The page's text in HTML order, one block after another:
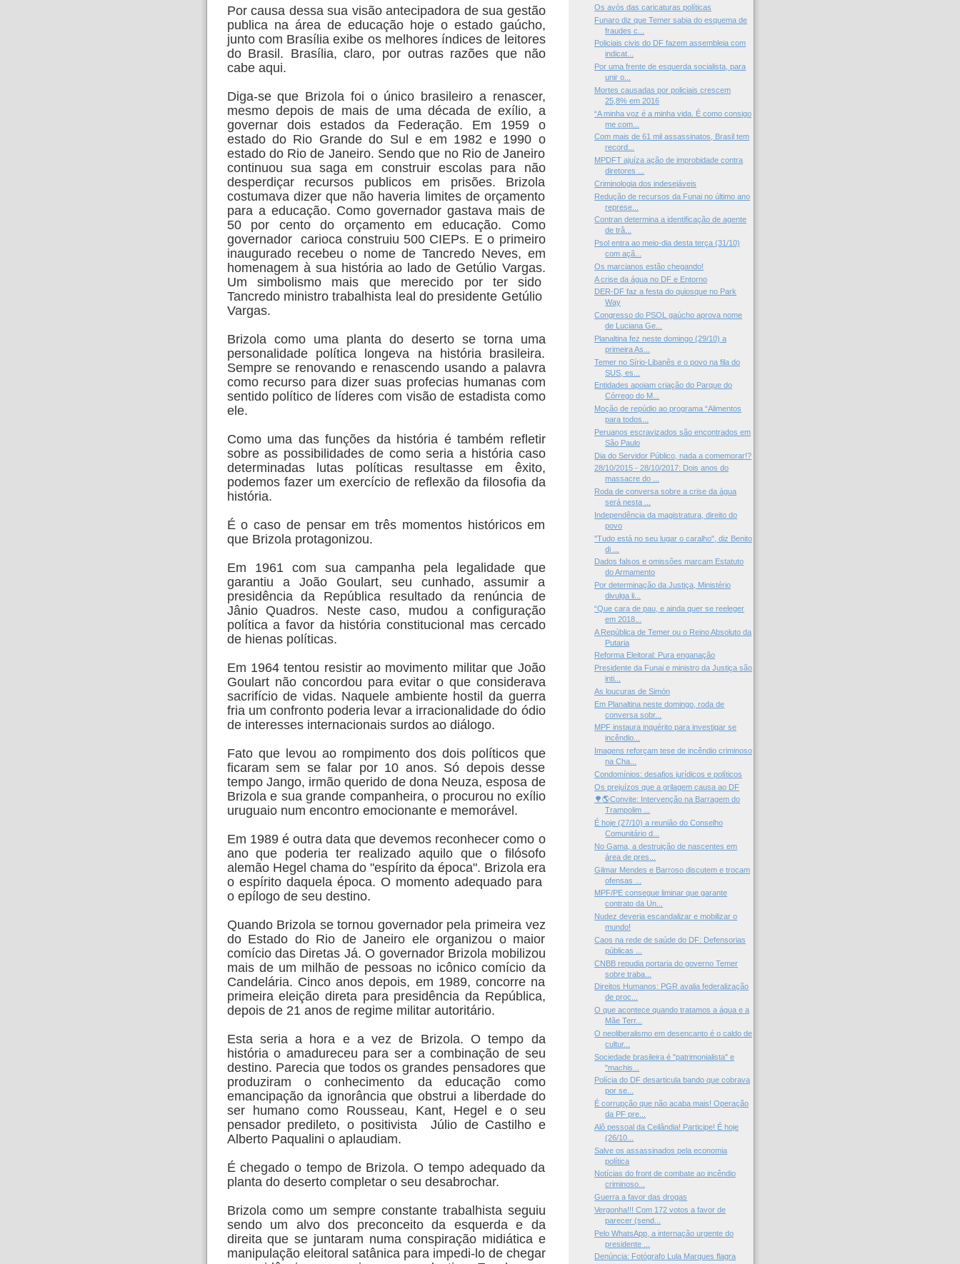
Por causa dessa sua visão antecipadora de sua gestão
publica na área de educação hoje o estado gaúcho,
junto com Brasília exibe os melhores índices de leitores
do Brasil. Brasília, claro, por outras razões que não
cabe aqui.
Diga-se que Brizola foi o único brasileiro a renascer,
mesmo depois de mais de uma década de exílio, a
governar dois estados da Federação. Em 1959 o
estado do Rio Grande do Sul e em 1982 e 1990 o
estado do Rio de Janeiro. Sendo que no Rio de Janeiro
continuou sua saga em construir escolas para não
desperdiçar recursos publicos em prisões. Brizola
costumava dizer que não haveria limites de orçamento
para a educação. Como governador gastava mais de
50 por cento do orçamento em educação. Como
governador carioca construiu 500 CIEPs. E o primeiro
inaugurado recebeu o nome de Tancredo Neves, em
homenagem à sua história ao lado de Getúlio Vargas.
Um simbolismo mais que merecido por ter sido
Tancredo ministro trabalhista leal do presidente Getúlio
Vargas.
Brizola como uma planta do deserto se torna uma
personalidade política longeva na história brasileira.
Sempre se renovando e renascendo usando a palavra
como recurso para dizer suas profecias humanas com
sentido político de líderes com visão de estadista como
ele.
Como uma das funções da história é também refletir
sobre as possibilidades de como seria a história caso
determinadas lutas políticas resultasse em êxito,
podemos fazer um exercício de reflexão da filosofia da
história.
É o caso de pensar em três momentos históricos em
que Brizola protagonizou.
Em 1961 com sua campanha pela legalidade que
garantiu a João Goulart, seu cunhado, assumir a
presidência da República resultado da renúncia de
Jânio Quadros. Neste caso, mudou a configuração
política a favor da história constitucional mas cercado
de hienas políticas.
Em 1964 tentou resistir ao movimento militar que João
Goulart não concordou para evitar o que considerava
sacrifício de vidas. Naquele ambiente hostil da guerra
fria um confronto poderia levar a irracionalidade do ódio
de interesses internacionais surdos ao diálogo.
Fato que levou ao rompimento dos dois políticos que
ficaram sem se falar por 10 anos. Só depois desse
tempo Jango, irmão querido de dona Neuza, esposa de
Brizola e sua grande companheira, o procurou no exílio
uruguaio num encontro emocionante e memorável.
Em 1989 é outra data que devemos reconhecer como o
ano que poderia ter realizado aquilo que o filósofo
alemão Hegel chama do "espírito da época". Brizola era
o espírito daquela época. O momento adequado para
o epílogo de seu destino.
Quando Brizola se tornou governador pela primeira vez
do Estado do Rio de Janeiro ele organizou o maior
comício das Diretas Já. O governador Brizola mobilizou
mais de um milhão de pessoas no icônico comício da
Candelária. Cinco anos depois, em 1989, concorre na
primeira eleição direta para presidência da República,
depois de 21 anos de regime militar autoritário.
Esta seria a hora e a vez de Brizola. O tempo da
história o amadureceu para ser a combinação de seu
destino. Parecia que todos os grandes pensadores que
produziram o conhecimento da educação como
emancipação da ignorância que obstrui a liberdade do
ser humano como Rousseau, Kant, Hegel e o seu
pensador predileto, o positivista Júlio de Castilho e
Alberto Paqualini o aplaudiam.
É chegado o tempo de Brizola. O tempo adequado da
planta do deserto completar o seu desabrochar.
Brizola como um sempre constante trabalhista seguiu
sendo um alvo dos preconceito da esquerda e da
direita que se juntaram numa conspiração midiática e
manipulação eleitoral satânica para impedi-lo de chegar
Os avós das caricaturas políticas
Funaro diz que Temer sabia do esquema de
fraudes c...
Policiais civis do DF fazem assembleia com
indicat...
Por uma frente de esquerda socialista, para
unir o...
Mortes causadas por policiais crescem
25,8% em 2016
“A minha voz é a minha vida. É como consigo
me com...
Com mais de 61 mil assassinatos, Brasil tem
record...
MPDFT ajuíza ação de improbidade contra
diretores ...
Criminologia dos indesejáveis
Redução de recursos da Funai no último ano
represe...
Contran determina a identificação de agente
de trâ...
Psol entra ao meio-dia desta terça (31/10)
com açã...
Os marcianos estão chegando!
A crise da água no DF e Entorno
DER-DF faz a festa do quiosque no Park
Way
Congresso do PSOL gaúcho aprova nome
de Luciana Ge...
Planaltina fez neste domingo (29/10) a
primeira As...
Temer no Sírio-Libanês e o povo na fila do
SUS, es...
Entidades apoiam criação do Parque do
Córrego do M...
Moção de repúdio ao programa “Alimentos
para todos...
Peruanos escravizados são encontrados em
São Paulo
Dia do Servidor Público, nada a comemorar!?
28/10/2015 - 28/10/2017: Dois anos do
massacre do ...
Roda de conversa sobre a crise da água
será nesta ...
Independência da magistratura, direito do
povo
"Tudo está no seu lugar o caralho", diz Benito
di ...
Dados falsos e omissões marcam Estatuto
do Armamento
Por determinação da Justiça, Ministério
divulga li...
“Que cara de pau, e ainda quer se reeleger
em 2018...
A República de Temer ou o Reino Absoluto da
Putaria
Reforma Eleitoral: Pura enganação
Presidente da Funai e ministro da Justiça são
inti...
As loucuras de Simón
Em Planaltina neste domingo, roda de
conversa sobr...
MPF instaura inquérito para investigar se
incêndio...
Imagens reforçam tese de incêndio criminoso
na Cha...
Condomínios: desafios jurídicos e políticos
Os prejuízos que a grilagem causa ao DF
🌳🌎Convite: Intervenção na Barragem do
Trampolim ...
É hoje (27/10) a reunião do Conselho
Comunitário d...
No Gama, a destruição de nascentes em
área de pres...
Gilmar Mendes e Barroso discutem e trocam
ofensas ...
MPF/PE consegue liminar que garante
contrato da Un...
Nudez deveria escandalizar e mobilizar o
mundo!
Caos na rede de saúde do DF: Defensorias
públicas ...
CNBB repudia portaria do governo Temer
sobre traba...
Direitos Humanos: PGR avalia federalização
de proc...
O que acontece quando tratamos a água e a
Mãe Terr...
O neoliberalismo em desencanto é o caldo de
cultur...
Sociedade brasileira é "patrimonialista" e
"machis...
Polícia do DF desarticula bando que cobrava
por se...
É corrupção que não acaba mais! Operação
da PF pre...
Alô pessoal da Ceilândia! Participe! É hoje
(26/10...
Salve os assassinados pela economia
política
Notícias do front de combate ao incêndio
criminoso...
Guerra a favor das drogas
Vergonha!!! Com 172 votos a favor de
parecer (send...
Pelo WhatsApp, a internação urgente do
presidente ...
Denúncia: Fotógrafo Lula Marques flagra